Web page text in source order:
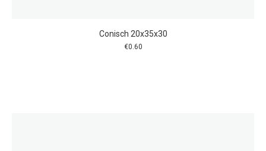
Conisch 20x35x30
€0.60